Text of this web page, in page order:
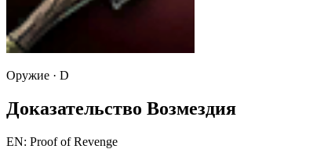
Оружие · D
Доказательство Возмездия
EN: Proof of Revenge